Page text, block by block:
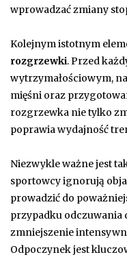
wprowadzać zmiany
Kolejnym istotnym
rozgrzewki. Przed
wytrzymałościowym,
mięśni oraz
rozgrzewka nie tylko
poprawia wydajność
Niezwykle ważne jest
sportowcy ignorują
prowadzić do
przypadku
zmniejszenie
Odpoczynek jest